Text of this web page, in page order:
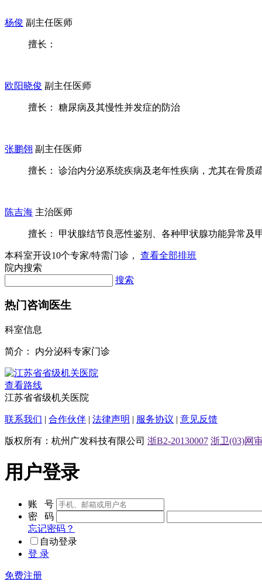
杨俊 副主任医师
擅长：
欧阳晓俊 副主任医师
擅长： 糖尿病及其慢性并发症的防治
张鹏翎 副主任医师
擅长： 诊治内分泌系统疾病及老年性疾病，尤其在骨质
陈吉海 主治医师
擅长： 甲状腺结节良恶性鉴别、各种甲状腺功能异常及
本科室开设10个专家/特需门诊， 查看全部排班
院内搜索
搜索
热门咨询医生
科室信息
简介： 内分泌科专家门诊
查看路线
江苏省省级机关医院
联系我们 | 合作伙伴 | 法律声明 | 服务协议 | 意见反馈
版权所有：杭州广发科技有限公司 浙B2-20130007 浙卫(03)网
用户登录
账 号
密 码
忘记密码？
自动登录
登 录
免费注册